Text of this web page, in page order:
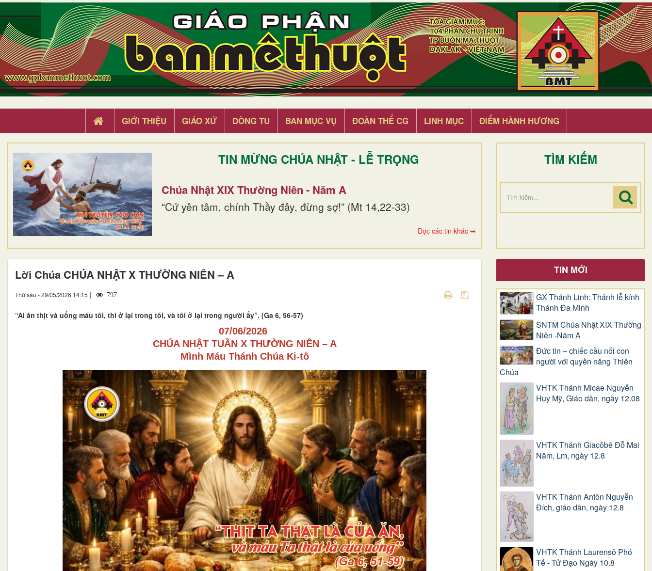
GIỚI THIỆU GIÁO XỨ DÒNG TU BAN MỤC VỤ ĐOÀN THỂ CG LINH MỤC ĐIỂM HÀNH HƯƠNG
TIN MỪNG CHÚA NHẬT - LỄ TRỌNG
Chúa Nhật XIX Thường Niên - Năm A
“Cứ yên tâm, chính Thầy đây, đừng sợ!” (Mt 14,22-33)
Đọc các tin khác ➥
TÌM KIẾM
Lời Chúa CHÚA NHẬT X THƯỜNG NIÊN – A
Thứ sáu - 29/05/2026 14:15 | 797
“Ai ăn thịt và uống máu tôi, thì ở lại trong tôi, và tôi ở lại trong người ấy”. (Ga 6, 56-57)
07/06/2026
CHÚA NHẬT TUẦN XTHƯỜNG NIÊN – A
Mình Máu Thánh Chúa Ki-tô
TIN MỚI
GX Thánh Linh: Thánh lễ kính
Thánh Đa Minh
SNTM Chúa Nhật XIX Thường
Niên -Năm A
Đức tin – chiếc cầu nối con
người với quyền năng Thiên
Chúa
VHTK Thánh Micae Nguyễn
Huy Mỹ, Giáo dân, ngày 12.08
VHTK Thánh Giacôbê Ðỗ Mai
Năm, Lm, ngày 12.8
VHTK Thánh Antôn Nguyễn
Ðích, giáo dân, ngày 12.8
VHTK Thánh Laurensô Phó
Tế - Tử Đạo Ngày 10.8